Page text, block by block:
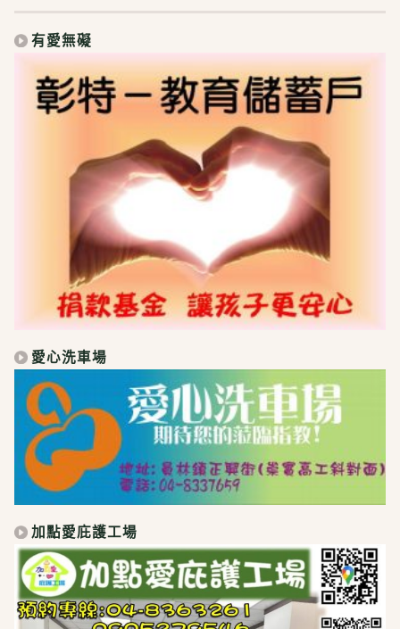
有愛無礙
愛心洗車場
加點愛庇護工場